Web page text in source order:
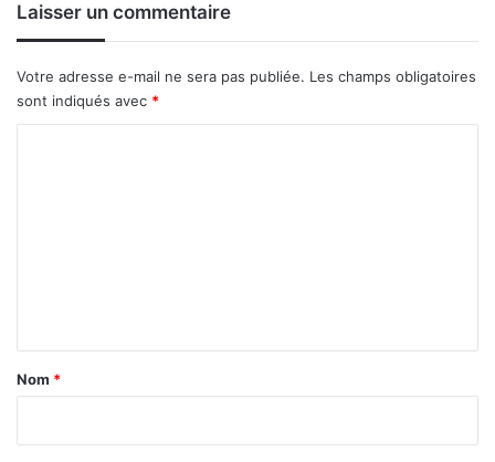
Laisser un commentaire
Votre adresse e-mail ne sera pas publiée. Les champs obligatoires
sont indiqués avec *
a
Nom *